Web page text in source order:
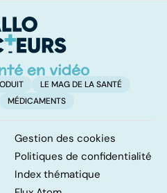
LE MAG DE LA SANTÉ
MÉDICAMENTS
Gestion des cookies
Politiques de confidentialité
Index thématique